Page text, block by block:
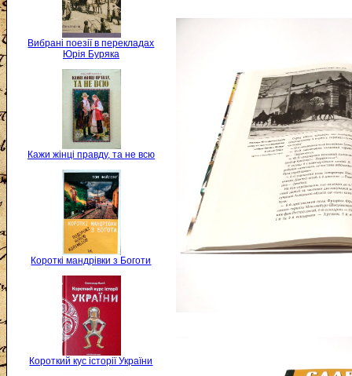
Вибрані поезії в перекладах
Юрія Буряка
Кажи жінці правду, та не всю
Короткі мандрівки з Боготи
Короткий кус історії України